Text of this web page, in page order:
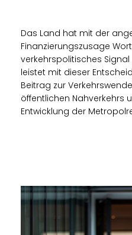
Das Land hat mit der
Finanzierungszusage
verkehrspolitisches
leistet mit dieser
Beitrag zur
öffentlichen Nahverkehrs
Entwicklung der